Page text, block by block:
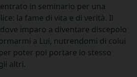
in seminario per una
la fame di vita e di verità. Il
imparo a diventare discepolo
a Lui, nutrendomi di colui
poter poi portare lo stesso
altri.